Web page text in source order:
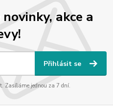
akce a
Přihlásit se
Zasíláme jednou za 7 dní.